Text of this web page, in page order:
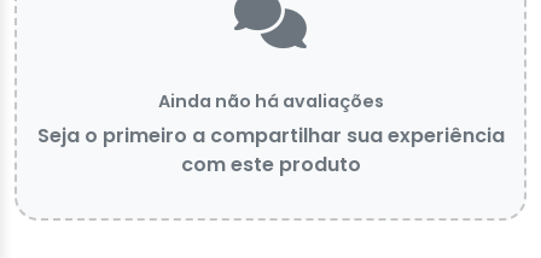
Ainda não há avaliações
Seja o primeiro a compartilhar sua experiência
com este produto